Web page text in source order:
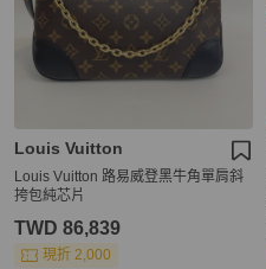
Louis Vuitton
Louis Vuitton 路易威登黑牛角單肩斜
挎包純芯片
TWD 86,839
現折 2,000